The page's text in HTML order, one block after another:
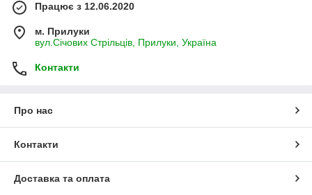
Працює з 12.06.2020
м. Прилуки
вул.Січових Стрільців, Прилуки, Україна
Контакти
Про нас
Контакти
Доставка та оплата